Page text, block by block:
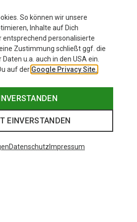
So können wir unsere
Inhalte auf Dich
entsprechend personalisierte
Zustimmung schließt ggf. die
u.a. auch in den USA ein.
auf der Google Privacy Site.
EINVERSTANDEN
Datenschutz Impressum